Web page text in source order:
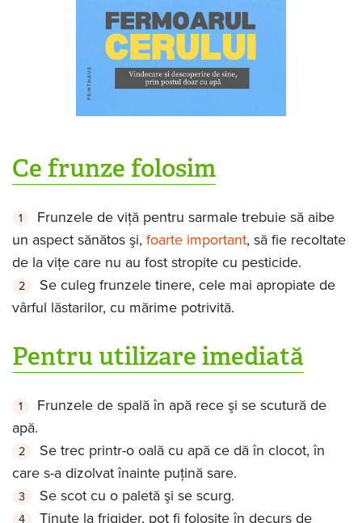
Ce frunze folosim
Frunzele de viţă pentru sarmale trebuie să aibe
un aspect sănătos şi, foarte important, să fie recoltate
de la viţe care nu au fost stropite cu pesticide.
Se culeg frunzele tinere, cele mai apropiate de
vârful lăstarilor, cu mărime potrivită.
Pentru utilizare imediată
Frunzele de spală în apă rece şi se scutură de
apă.
Se trec printr-o oală cu apă ce dă în clocot, în
care s-a dizolvat înainte puţină sare.
Se scot cu o paletă şi se scurg.
Ţinute la frigider, pot fi folosite în decurs de